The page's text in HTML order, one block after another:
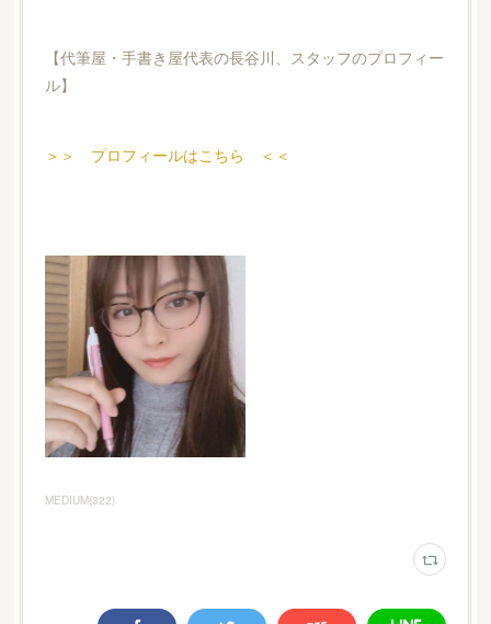
【代筆屋・手書き屋代表の長谷川、スタッフのプロフィー
ル】
＞＞ プロフィールはこちら ＜＜
MEDIUM(322)